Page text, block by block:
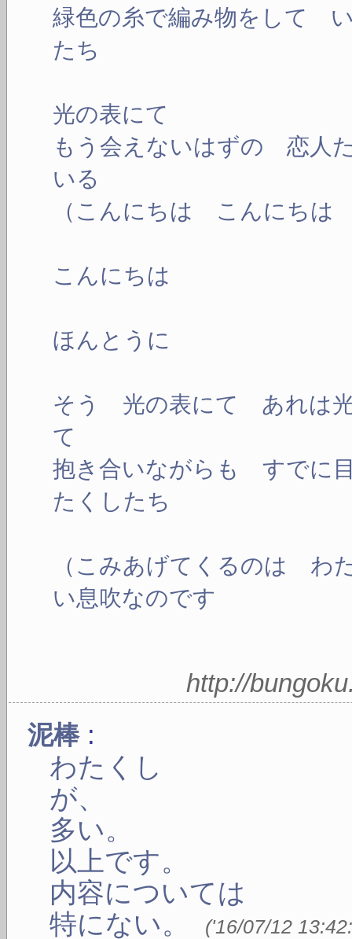
緑色の糸で編み物をして
たち
光の表にて
もう会えないはずの 恋
いる
（こんにちは こんにちは
こんにちは
ほんとうに
そう 光の表にて あれは
て
抱き合いながらも すでに
たくしたち
（こみあげてくるのは わ
い息吹なのです
http://
泥棒 :
わたくし
が、
多い。
以上です。
内容については
特にない。
('16/07/12